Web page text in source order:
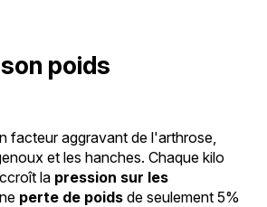
poids
facteur aggravant de l'arthrose,
et les hanches. Chaque kilo
la pression sur les
perte de poidsde seulement 5%